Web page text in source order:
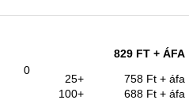
0
829 FT + ÁFA
25+
758 Ft + áfa
100+
688 Ft + áfa